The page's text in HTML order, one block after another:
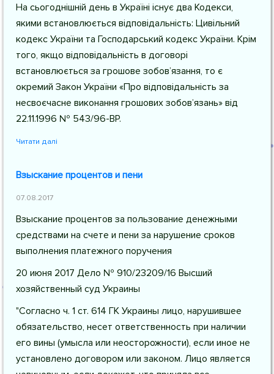
На сьогоднішній день в Україні існує два Кодекси,
якими встановлюється відповідальність: Цивільний
кодекс України та Господарський кодекс України. Крім
того, якщо відповідальність в договорі
встановлюється за грошове зобов’язання, то є
окремий Закон України «Про відповідальність за
несвоєчасне виконання грошових зобов’язань» від
22.11.1996 № 543/96-ВР.
Читати далі
Взыскание процентов и пени
07.08.2017
Взыскание процентов за пользование денежными
средствами на счете и пени за нарушение сроков
выполнения платежного поручения
20 июня 2017 Дело № 910/23209/16 Высший
хозяйственный суд Украины
"Согласно ч. 1 ст. 614 ГК Украины лицо, нарушившее
обязательство, несет ответственность при наличии
его вины (умысла или неосторожности), если иное не
установлено договором или законом. Лицо является